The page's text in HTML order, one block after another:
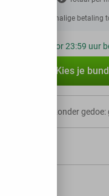
Eenmalige betaling
Voor 23:59 uur
Kies je
Abonnement zonder